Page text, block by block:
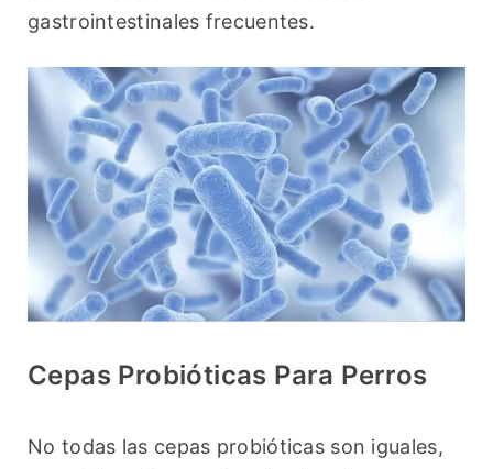
gastrointestinales frecuentes.
Cepas Probióticas Para Perros
No todas las cepas probióticas son iguales,